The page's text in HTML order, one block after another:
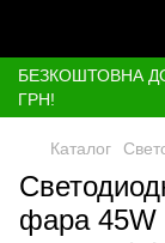
БЕЗКОШТОВНА
ГРН!
Каталог
фара 45W